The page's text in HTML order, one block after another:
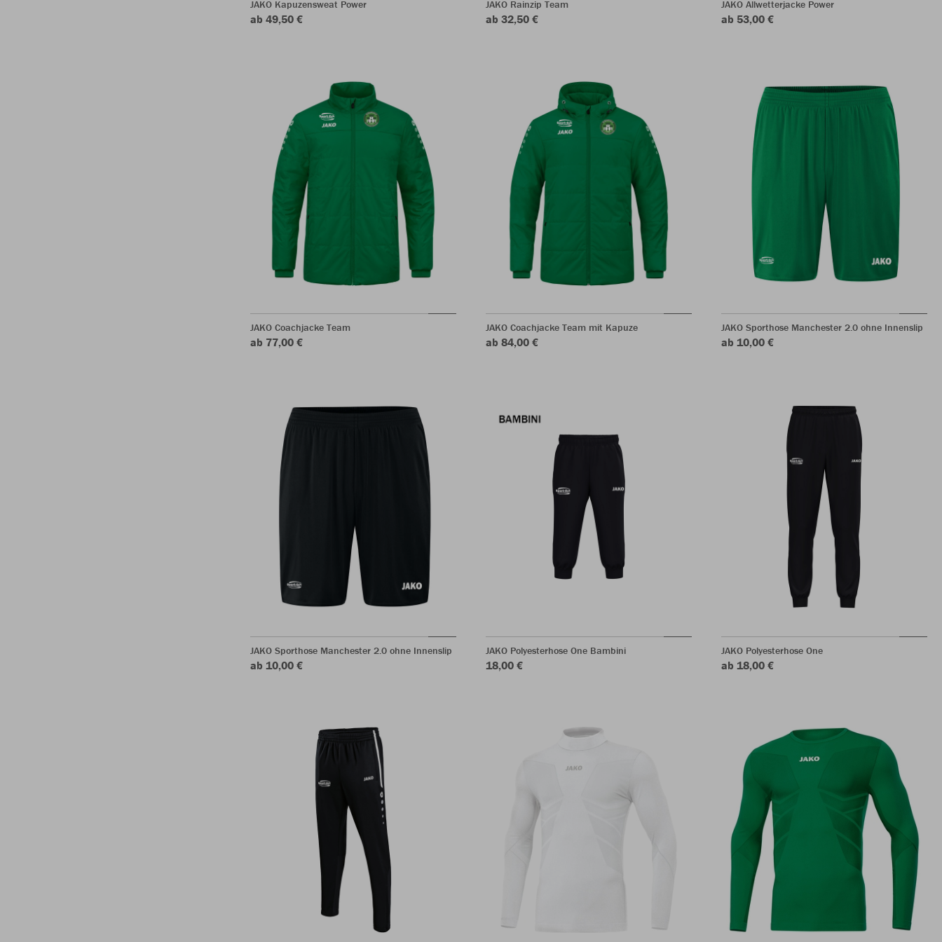
JAKO Kapuzensweat Power
ab 49,50 €
JAKO Rainzip Team
ab 32,50 €
JAKO Allwetterjacke Power
ab 53,00 €
JAKO Coachjacke Team
ab 77,00 €
JAKO Coachjacke Team mit Kapuze
ab 84,00 €
JAKO Sporthose Manchester 2.0 ohne Innenslip
ab 10,00 €
JAKO Sporthose Manchester 2.0 ohne Innenslip
ab 10,00 €
JAKO Polyesterhose One Bambini
18,00 €
JAKO Polyesterhose One
ab 18,00 €